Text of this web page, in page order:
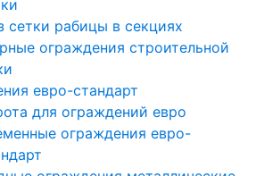
сетки рабицы в секциях
ограждения строительной
евро-стандарт
для ограждений евро
ограждения евро-